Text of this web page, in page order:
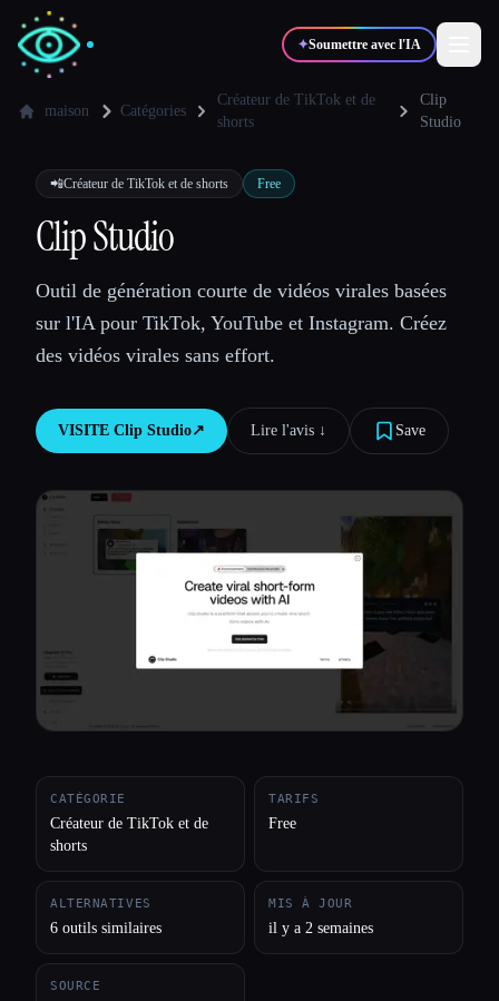
✦Soumettre avec l'IA
💻 Développeurs
🎓Étudiants 🎬Créateurs
Blog
Comparer les outils
Toutes les catégories
maison Catégories
Créateur de TikTok et de
shorts
Clip
Studio
📲Créateur de TikTok et de shorts Free
Clip Studio
Outil de génération courte de vidéos virales basées
sur l'IA pour TikTok, YouTube et Instagram. Créez
des vidéos virales sans effort.
VISITE Clip Studio↗︎ Lire l'avis ↓︎ Save
CATÉGORIE
Créateur de TikTok et de
shorts
TARIFS
Free
ALTERNATIVES
6 outils similaires
MIS À JOUR
il y a 2 semaines
SOURCE